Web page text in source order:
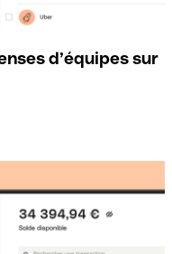
d’équipes sur